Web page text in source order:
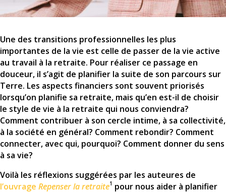
Une des transitions professionnelles les plus
importantes de la vie est celle de passer de la vie active
au travail à la retraite. Pour réaliser ce passage en
douceur, il s’agit de planifier la suite de son parcours sur
Terre. Les aspects financiers sont souvent priorisés
lorsqu’on planifie sa retraite, mais qu’en est-il de choisir
le style de vie à la retraite qui nous conviendra?
Comment contribuer à son cercle intime, à sa collectivité,
à la société en général? Comment rebondir? Comment
connecter, avec qui, pourquoi? Comment donner du sens
à sa vie?
Voilà les réflexions suggérées par les auteures de
l’ouvrage Repenser la retraite1 pour nous aider à planifier